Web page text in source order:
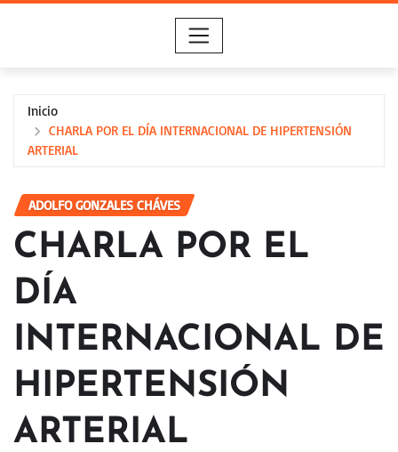
Inicio
CHARLA POR EL DÍA INTERNACIONAL DE HIPERTENSIÓN
ARTERIAL
ADOLFO GONZALES CHÁVES
CHARLA POR EL
DÍA
INTERNACIONAL DE
HIPERTENSIÓN
ARTERIAL